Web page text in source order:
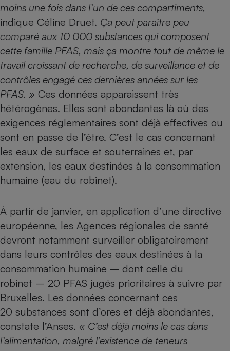
moins une fois dans l’un de ces compartiments,
indique Céline Druet. Ça peut paraître peu
comparé aux 10 000 substances qui composent
cette famille PFAS, mais ça montre tout de même le
travail croissant de recherche, de surveillance et de
contrôles engagé ces dernières années sur les
PFAS. » Ces données apparaissent très
hétérogènes. Elles sont abondantes là où des
exigences réglementaires sont déjà effectives ou
sont en passe de l’être. C’est le cas concernant
les eaux de surface et souterraines et, par
extension, les eaux destinées à la consommation
humaine (eau du robinet).
À partir de janvier, en application d’une directive
européenne, les Agences régionales de santé
devront notamment surveiller obligatoirement
dans leurs contrôles des eaux destinées à la
consommation humaine – dont celle du
robinet – 20 PFAS jugés prioritaires à suivre par
Bruxelles. Les données concernant ces
20 substances sont d’ores et déjà abondantes,
constate l’Anses. « C’est déjà moins le cas dans
l’alimentation, malgré l’existence de teneurs